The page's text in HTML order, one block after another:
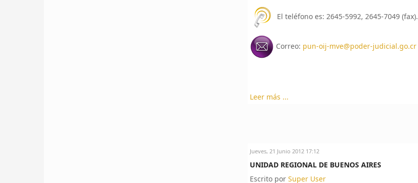
El teléfono es: 2645-5992, 2645-7049 (fax).
Correo: pun-oij-mve@poder-judicial.go.cr
Leer más ...
Jueves, 21 Junio 2012 17:12
UNIDAD REGIONAL DE BUENOS AIRES
Escrito por Super User